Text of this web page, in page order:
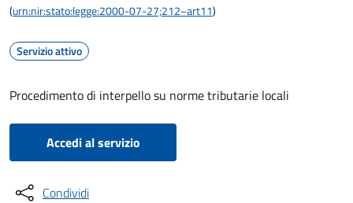
(urn:nir:stato:legge:2000-07-27;212~art11)
Servizio attivo
Procedimento di interpello su norme tributarie locali
Accedi al servizio
Condividi